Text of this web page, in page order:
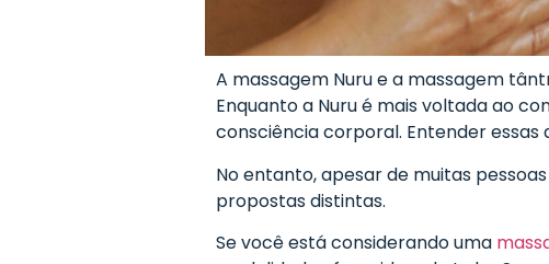
A massagem Nuru e a massagem
Enquanto a Nuru é mais voltada ao
consciência corporal. Entender essas
No entanto, apesar de muitas
propostas distintas.
Se você está considerando uma